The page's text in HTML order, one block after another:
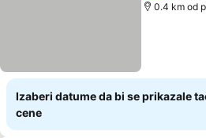
0.4 km od
Izaberi datume da bi se prikazale
cene